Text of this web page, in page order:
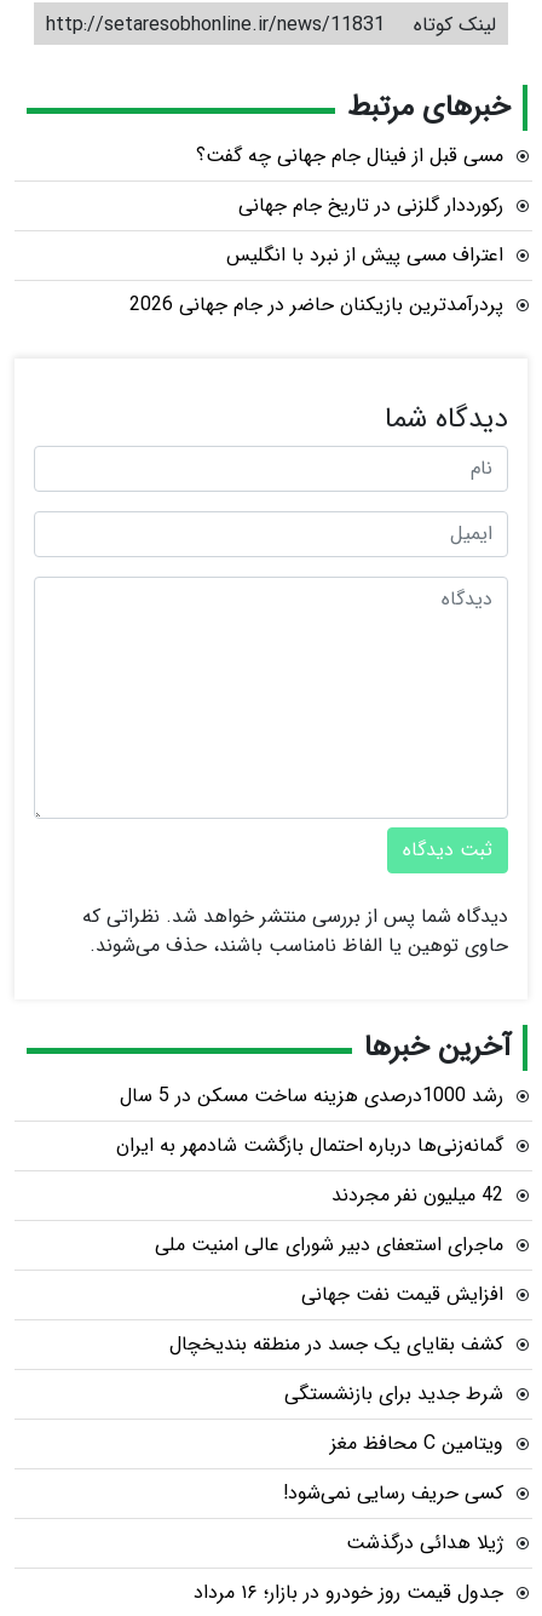
لینک کوتاه http://setaresobhonline.ir/news/11831
خبرهای مرتبط
مسی قبل از فینال جام جهانی چه گفت؟
رکورددار گلزنی در تاریخ جام جهانی
اعتراف مسی پیش از نبرد با انگلیس
پردرآمدترین بازیکنان حاضر در جام جهانی 2026
دیدگاه شما
ثبت دیدگاه
دیدگاه شما پس از بررسی منتشر خواهد شد. نظراتی که
حاوی توهین یا الفاظ نامناسب باشند، حذف می‌شوند.
آخرین خبرها
رشد 1000درصدی هزینه ساخت مسکن در 5 سال
گمانه‌زنی‌ها درباره احتمال بازگشت شادمهر به ایران
42 میلیون نفر مجردند
ماجرای استعفای دبیر شورای عالی امنیت ملی
افزایش قیمت نفت جهانی
کشف بقایای یک جسد در منطقه بندیخچال
شرط جدید برای بازنشستگی
ویتامین C محافظ مغز
کسی حریف رسایی نمی‌شود!
ژیلا هدائی درگذشت
جدول قیمت روز خودرو در بازار؛ ۱۶ مرداد